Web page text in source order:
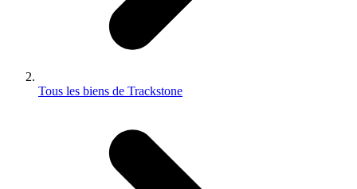
Tous les biens de Trackstone